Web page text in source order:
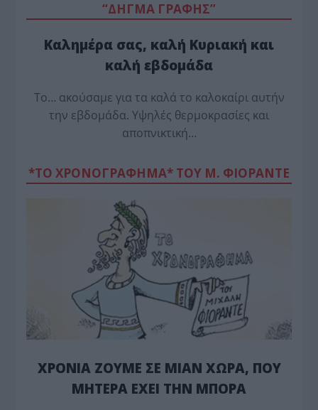
“ΔΗΓΜΑ ΓΡΑΦΗΣ”
Καλημέρα σας, καλή Κυριακή και
καλή εβδομάδα
Το… ακούσαμε για τα καλά το καλοκαίρι αυτήν
την εβδομάδα. Υψηλές θερμοκρασίες και
αποπνικτική…
*ΤΟ ΧΡΟΝΟΓΡΑΦΗΜΑ* ΤΟΥ Μ. ΦΙΟΡΆΝΤΕ
ΧΡΟΝΙΑ ΖΟΥΜΕ ΣΕ ΜΙΑΝ ΧΩΡΑ, ΠΟΥ
ΜΗΤΕΡΑ ΕΧΕΙ ΤΗΝ ΜΠΟΡΑ